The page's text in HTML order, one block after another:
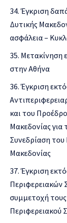
Έγκριση
Δυτικής
ασφάλεια –
Μετακίνηση
στην Αθήνα
Έγκριση
και του
Μακεδονίας
Συνεδρίαση του
Μακεδονίας
Έγκριση
Περιφερειακών
συμμετοχή
Περιφερειακού